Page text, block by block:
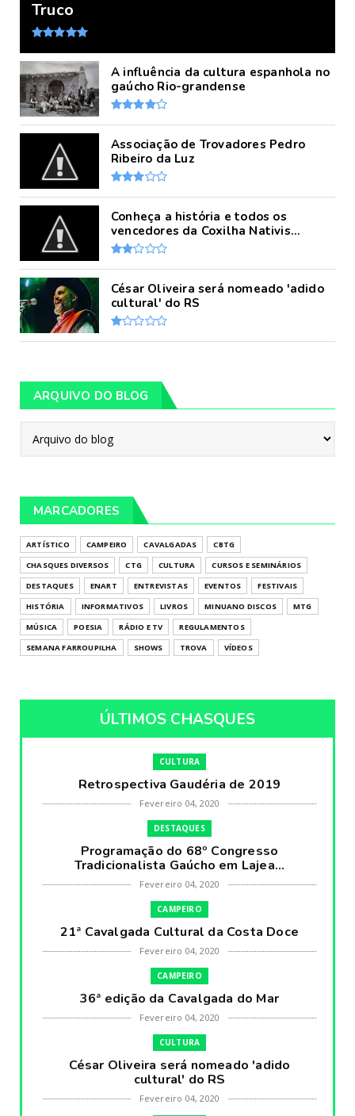
Truco
A influência da cultura espanhola no
gaúcho Rio-grandense
Associação de Trovadores Pedro
Ribeiro da Luz
Conheça a história e todos os
vencedores da Coxilha Nativis...
César Oliveira será nomeado 'adido
cultural' do RS
ARQUIVO DO BLOG
MARCADORES
ARTÍSTICO CAMPEIRO CAVALGADAS
CBTG
CHASQUES DIVERSOS
CTG CULTURA
CURSOS E SEMINÁRIOS
DESTAQUES
ENART ENTREVISTAS EVENTOS
FESTIVAIS
HISTÓRIA
INFORMATIVOS LIVROS MINUANO DISCOS
MTG
MÚSICA
POESIA RÁDIO E TV
REGULAMENTOS
SEMANA FARROUPILHA
SHOWS TROVA VÍDEOS
ÚLTIMOS CHASQUES
CULTURA
Retrospectiva Gaudéria de 2019
Fevereiro 04, 2020
DESTAQUES
Programação do 68º Congresso
Tradicionalista Gaúcho em Lajea...
Fevereiro 04, 2020
CAMPEIRO
21ª Cavalgada Cultural da Costa Doce
Fevereiro 04, 2020
CAMPEIRO
36ª edição da Cavalgada do Mar
Fevereiro 04, 2020
CULTURA
César Oliveira será nomeado 'adido
cultural' do RS
Fevereiro 04, 2020